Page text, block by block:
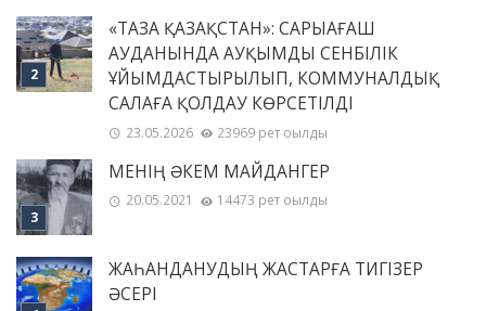
«ТАЗА ҚАЗАҚСТАН»: САРЫАҒАШ
АУДАНЫНДА АУҚЫМДЫ СЕНБІЛІК
ҰЙЫМДАСТЫРЫЛЫП, КОММУНАЛДЫҚ
САЛАҒА ҚОЛДАУ КӨРСЕТІЛДІ
23.05.2026 23969 рет оқылды
МЕНІҢ ƏКЕМ МАЙДАНГЕР
20.05.2021 14473 рет оқылды
ЖАҺАНДАНУДЫҢ ЖАСТАРҒА ТИГІЗЕР
ӘСЕРІ